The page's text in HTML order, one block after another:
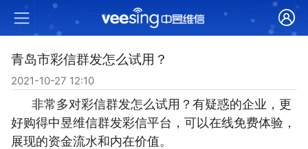
青岛市彩信群发怎么试用？
2021-10-27 12:10
非常多对彩信群发怎么试用？有疑惑的企业，更
好购得中昱维信群发彩信平台，可以在线免费体验，
展现的资金流水和内在价值。